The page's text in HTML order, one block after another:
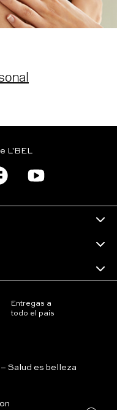
L'BEL
Entregas a
todo el país
Salud es belleza